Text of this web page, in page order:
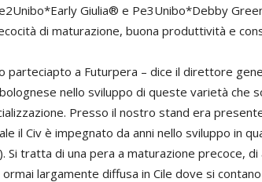
Giulia® e Pe3Unibo*Debby
di maturazione, buona produttività e
parteciapto a Futurpera – dice il direttore
nello sviluppo di queste varietà che
Presso il nostro stand era
il Civ è impegnato da anni nello sviluppo in
Si tratta di una pera a maturazione precoce,
largamente diffusa in Cile dove si